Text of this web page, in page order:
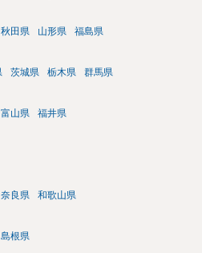
を理由に内容証明郵便を送ったり提
金に困って口座を譲渡した人も多
なるでしょう。なお、近時は、副業
正アクセス等による口座情報を盗取
人の過失責任を問うことが微妙な事
に動いている可能性が高いというこ
被害者に先んじて回収できるか、そ
とができるかどうかが重要になりま
満了前に仮差押えや差押えをしてし
、振り込め詐欺救済法の規定では、
でに被害者が預金の仮差押えや差押
なってしまうため、配当を待つとい
秋田県 山形県 福島県
茨城県 栃木県 群馬県
富山県 福井県
奈良県 和歌山県
島根県